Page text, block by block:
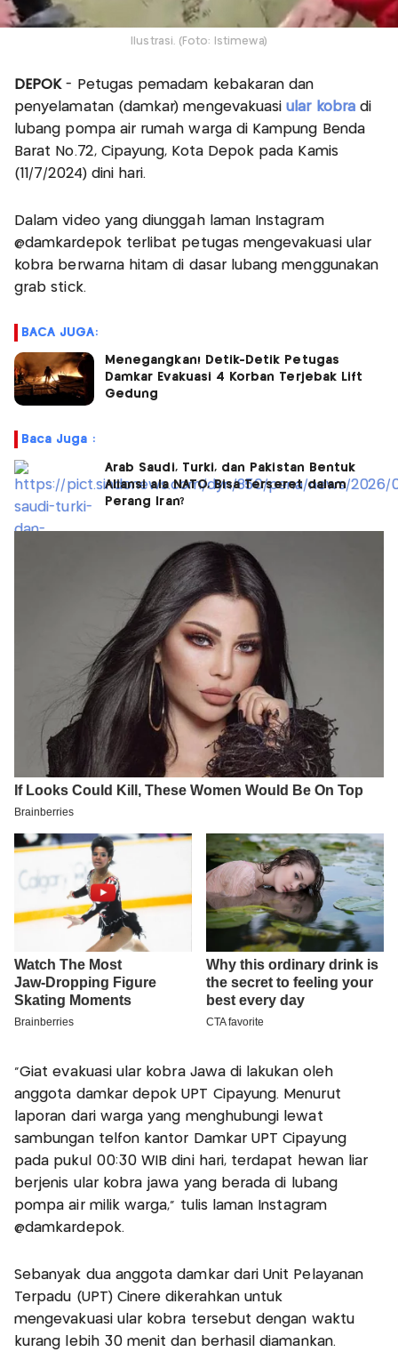
Ilustrasi. (Foto: Istimewa)
DEPOK - Petugas pemadam kebakaran dan
penyelamatan (damkar) mengevakuasiular kobradi
lubang pompa air rumah warga di Kampung Benda
Barat No.72, Cipayung, Kota Depok pada Kamis
(11/7/2024) dini hari.
Dalam video yang diunggah laman Instagram
@damkardepok terlibat petugas mengevakuasi ular
kobra berwarna hitam di dasar lubang menggunakan
grab stick.
BACA JUGA:
Menegangkan! Detik-Detik Petugas
Damkar Evakuasi 4 Korban Terjebak Lift
Gedung
Baca Juga :
Arab Saudi, Turki, dan Pakistan Bentuk
Aliansi ala NATO, Bisa Terseret dalam
Perang Iran?
"Giat evakuasi ular kobra Jawa di lakukan oleh
anggota damkar depok UPT Cipayung. Menurut
laporan dari warga yang menghubungi lewat
sambungan telfon kantor Damkar UPT Cipayung
pada pukul 00:30 WIB dini hari, terdapat hewan liar
berjenis ular kobra jawa yang berada di lubang
pompa air milik warga," tulis laman Instagram
@damkardepok.
Sebanyak dua anggota damkar dari Unit Pelayanan
Terpadu (UPT) Cinere dikerahkan untuk
mengevakuasi ular kobra tersebut dengan waktu
kurang lebih 30 menit dan berhasil diamankan.